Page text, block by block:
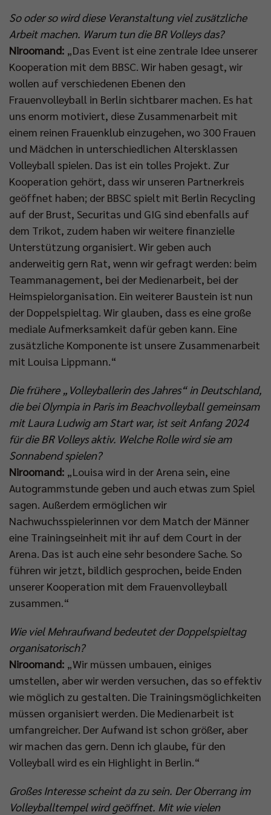
So oder so wird diese Veranstaltung viel zusätzliche
Arbeit machen. Warum tun die BR Volleys das?
Niroomand: „Das Event ist eine zentrale Idee unserer
Kooperation mit dem BBSC. Wir haben gesagt, wir
wollen auf verschiedenen Ebenen den
Frauenvolleyball in Berlin sichtbarer machen. Es hat
uns enorm motiviert, diese Zusammenarbeit mit
einem reinen Frauenklub einzugehen, wo 300 Frauen
und Mädchen in unterschiedlichen Altersklassen
Volleyball spielen. Das ist ein tolles Projekt. Zur
Kooperation gehört, dass wir unseren Partnerkreis
geöffnet haben; der BBSC spielt mit Berlin Recycling
auf der Brust, Securitas und GIG sind ebenfalls auf
dem Trikot, zudem haben wir weitere finanzielle
Unterstützung organisiert. Wir geben auch
anderweitig gern Rat, wenn wir gefragt werden: beim
Teammanagement, bei der Medienarbeit, bei der
Heimspielorganisation. Ein weiterer Baustein ist nun
der Doppelspieltag. Wir glauben, dass es eine große
mediale Aufmerksamkeit dafür geben kann. Eine
zusätzliche Komponente ist unsere Zusammenarbeit
mit Louisa Lippmann.“
Die frühere „Volleyballerin des Jahres“ in Deutschland,
die bei Olympia in Paris im Beachvolleyball gemeinsam
mit Laura Ludwig am Start war, ist seit Anfang 2024
für die BR Volleys aktiv. Welche Rolle wird sie am
Sonnabend spielen?
Niroomand: „Louisa wird in der Arena sein, eine
Autogrammstunde geben und auch etwas zum Spiel
sagen. Außerdem ermöglichen wir
Nachwuchsspielerinnen vor dem Match der Männer
eine Trainingseinheit mit ihr auf dem Court in der
Arena. Das ist auch eine sehr besondere Sache. So
führen wir jetzt, bildlich gesprochen, beide Enden
unserer Kooperation mit dem Frauenvolleyball
zusammen.“
Wie viel Mehraufwand bedeutet der Doppelspieltag
organisatorisch?
Niroomand: „Wir müssen umbauen, einiges
umstellen, aber wir werden versuchen, das so effektiv
wie möglich zu gestalten. Die Trainingsmöglichkeiten
müssen organisiert werden. Die Medienarbeit ist
umfangreicher. Der Aufwand ist schon größer, aber
wir machen das gern. Denn ich glaube, für den
Volleyball wird es ein Highlight in Berlin.“
Großes Interesse scheint da zu sein. Der Oberrang im
Volleyballtempel wird geöffnet. Mit wie vielen